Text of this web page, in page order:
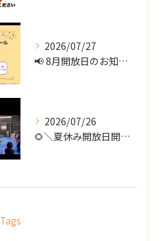
2026/07/27
📢 8月開放日のお知らせ 📢
2026/07/26
🌻＼夏休み開放日開催！／🌻
Tags